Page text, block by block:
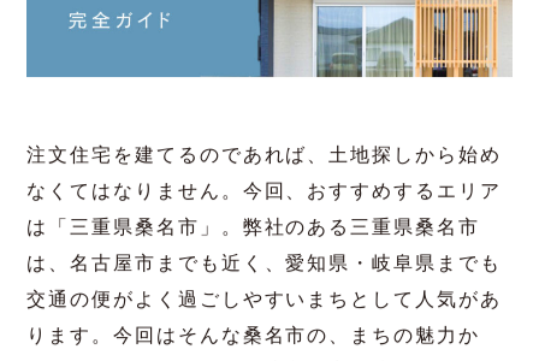
エリア情報からデザイン選
びまで
2024.06.04